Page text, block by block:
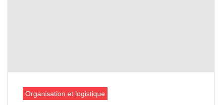
Organisation et logistique